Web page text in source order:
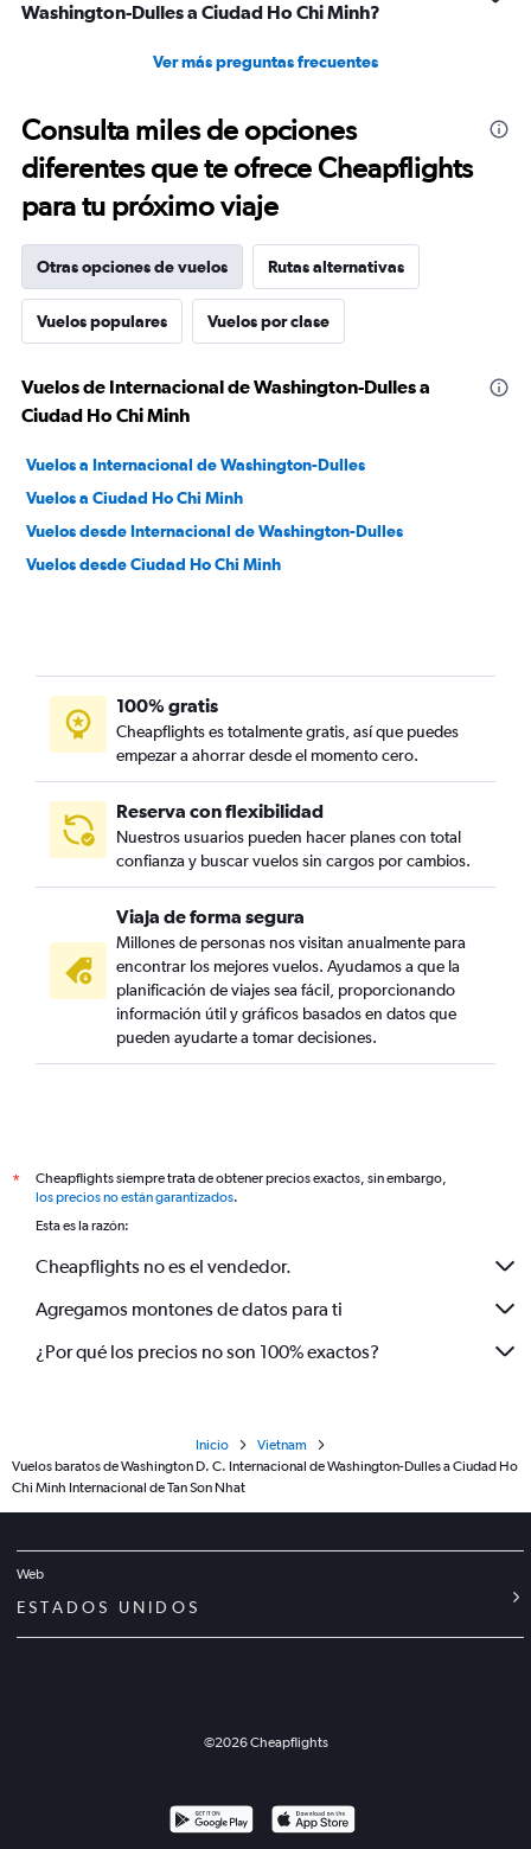
Washington-Dulles a Ciudad Ho Chi Minh?
Ver más preguntas frecuentes
Consulta miles de opciones
diferentes que te ofrece Cheapflights
para tu próximo viaje
Otras opciones de vuelos Rutas alternativas
Vuelos populares Vuelos por clase
Vuelos de Internacional de Washington-Dulles a
Ciudad Ho Chi Minh
Vuelos a Internacional de Washington-Dulles
Vuelos a Ciudad Ho Chi Minh
Vuelos desde Internacional de Washington-Dulles
Vuelos desde Ciudad Ho Chi Minh
100% gratis
Cheapflights es totalmente gratis, así que puedes
empezar a ahorrar desde el momento cero.
Reserva con flexibilidad
Nuestros usuarios pueden hacer planes con total
confianza y buscar vuelos sin cargos por cambios.
Viaja de forma segura
Millones de personas nos visitan anualmente para
encontrar los mejores vuelos. Ayudamos a que la
planificación de viajes sea fácil, proporcionando
información útil y gráficos basados en datos que
pueden ayudarte a tomar decisiones.
*
Cheapflights siempre trata de obtener precios exactos, sin embargo,
los precios no están garantizados.
Esta es la razón:
Cheapflights no es el vendedor.
Agregamos montones de datos para ti
¿Por qué los precios no son 100% exactos?
Inicio
Vietnam
Vuelos baratos de Washington D. C. Internacional de Washington-Dulles a Ciudad Ho
Chi Minh Internacional de Tan Son Nhat
Web
ESTADOS UNIDOS
©2026Cheapflights